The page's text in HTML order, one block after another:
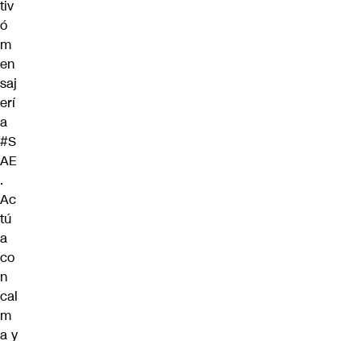
tiv
ó
m
en
saj
erí
a
#S
AE
.
Ac
tú
a
co
n
cal
m
a y